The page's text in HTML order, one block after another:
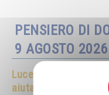
PENSIERO DI
9 AGOSTO 2026
Luce cosmica
aiutare gli esseri